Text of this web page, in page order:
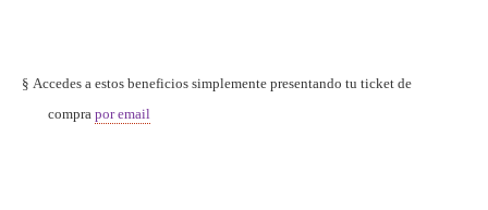
§ Accedes a estos beneficios simplemente presentando tu ticket de
compra por email